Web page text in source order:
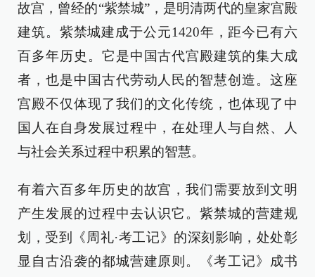
故宫，曾经的“紫禁城”，是明清两代的皇家宫殿
建筑。紫禁城建成于公元1420年，距今已有六
百多年历史。它是中国古代宫殿建筑的集大成
者，也是中国古代劳动人民的智慧创造。这座
宫殿不仅体现了我们的文化传统，也体现了中
国人在自身发展过程中，在处理人与自然、人
与社会关系过程中积累的智慧。
有着六百多年历史的故宫，我们需要放到文明
产生发展的过程中去认识它。紫禁城的营建规
划，受到《周礼·考工记》的深刻影响，处处彰
显自古沿袭的都城营建原则。《考工记》成书